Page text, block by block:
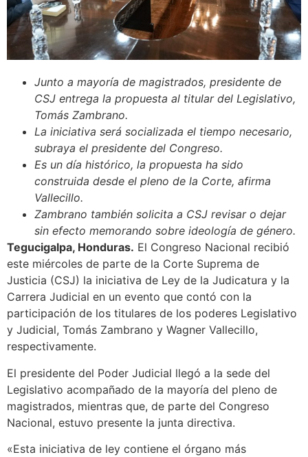
Junto a mayoría de magistrados, presidente de
CSJ entrega la propuesta al titular del Legislativo,
Tomás Zambrano.
La iniciativa será socializada el tiempo necesario,
subraya el presidente del Congreso.
Es un día histórico, la propuesta ha sido
construida desde el pleno de la Corte, afirma
Vallecillo.
Zambrano también solicita a CSJ revisar o dejar
sin efecto memorando sobre ideología de género.
Tegucigalpa, Honduras. El Congreso Nacional recibió
este miércoles de parte de la Corte Suprema de
Justicia (CSJ) la iniciativa de Ley de la Judicatura y la
Carrera Judicial en un evento que contó con la
participación de los titulares de los poderes Legislativo
y Judicial, Tomás Zambrano y Wagner Vallecillo,
respectivamente.
El presidente del Poder Judicial llegó a la sede del
Legislativo acompañado de la mayoría del pleno de
magistrados, mientras que, de parte del Congreso
Nacional, estuvo presente la junta directiva.
«Esta iniciativa de ley contiene el órgano más